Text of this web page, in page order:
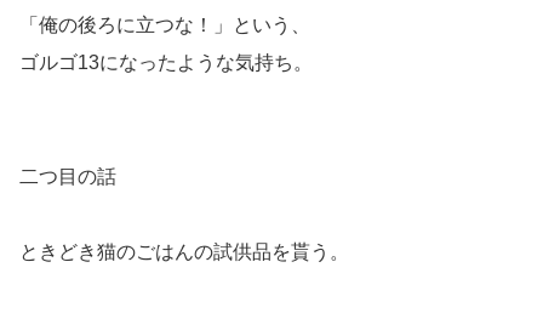
「俺の後ろに立つな！」という、
ゴルゴ13になったような気持ち。
二つ目の話
ときどき猫のごはんの試供品を貰う。